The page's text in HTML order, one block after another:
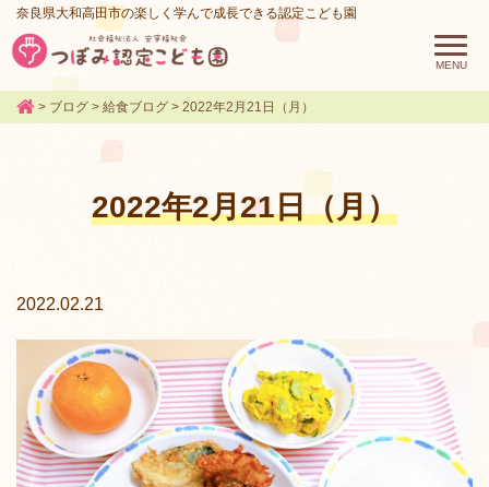
奈良県大和高田市の楽しく学んで成長できる認定こども園
> ブログ > 給食ブログ > 2022年2月21日（月）
2022年2月21日（月）
2022.02.21